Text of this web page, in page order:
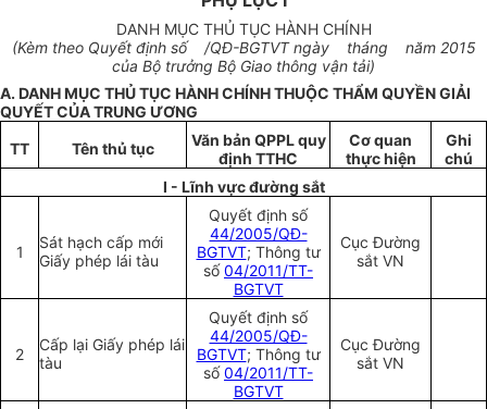
DANH MỤC THỦ TỤC HÀNH CHÍNH
(Kèm theo Quyết định số /QĐ-BGTVT ngày tháng năm 2015
của Bộ trưởng Bộ Giao thông vận tải)
A. DANH MỤC THỦ TỤC HÀNH CHÍNH THUỘC THẨM QUYỀN GIẢI
QUYẾT CỦA TRUNG ƯƠNG
TT
Tên thủ tục
Văn bản QPPL quy
định TTHC
Cơ quan
thực hiện
Ghi
chú
I - Lĩnh vực đường sắt
1
Sát hạch cấp mới
Giấy phép lái tàu
Quyết định số
44/2005/QĐ-
BGTVT; Thông tư
số04/2011/TT-
BGTVT
Cục Đường
sắt VN
2
Cấp lại Giấy phép lái
tàu
Quyết định số
44/2005/QĐ-
BGTVT; Thông tư
số04/2011/TT-
BGTVT
Cục Đường
sắt VN